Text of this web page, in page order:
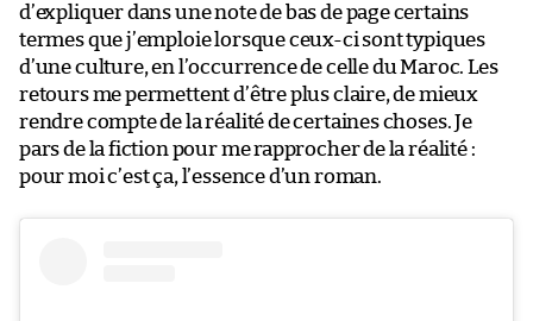
d’expliquer dans une note de bas de page certains
termes que j’emploie lorsque ceux-ci sont typiques
d’une culture, en l’occurrence de celle du Maroc. Les
retours me permettent d’être plus claire, de mieux
rendre compte de la réalité de certaines choses. Je
pars de la fiction pour me rapprocher de la réalité :
pour moi c’est ça, l’essence d’un roman.